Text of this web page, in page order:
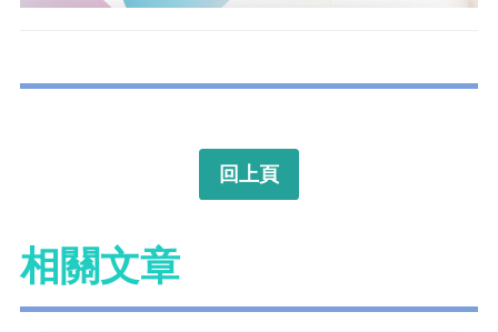
回上頁
相關文章